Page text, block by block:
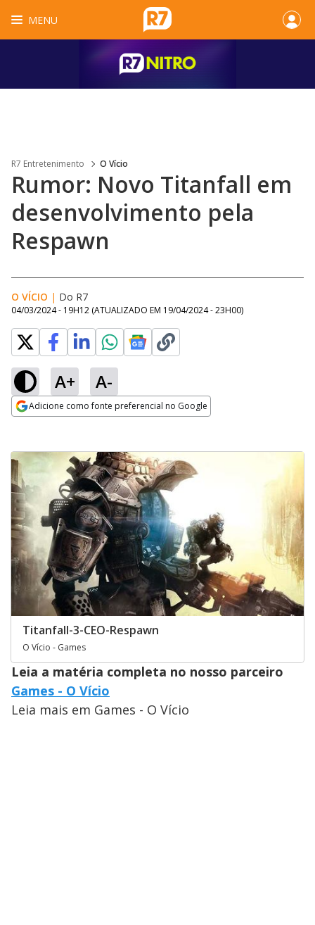
MENU
R7 Entretenimento O Vício
Rumor: Novo Titanfall em
desenvolvimento pela
Respawn
O VÍCIO | Do R7
04/03/2024 - 19H12 (ATUALIZADO EM 19/04/2024 - 23H00)
A+ A-
Adicione como fonte preferencial no Google
Titanfall-3-CEO-Respawn
O Vício - Games
Leia a matéria completa no nosso parceiro
Games - O Vício
Leia mais em Games - O Vício